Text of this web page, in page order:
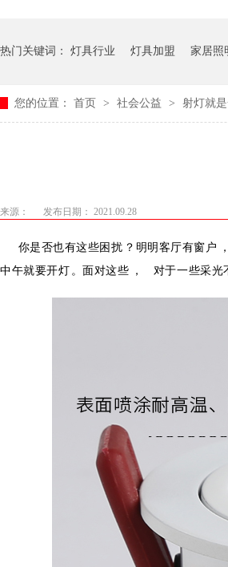
热门关键词： 灯具行业 灯具加盟 家居照
您的位置： 首页 > 社会公益 > 射灯就
来源： 发布日期： 2021.09.28
你是否也有这些困扰？明明客厅有窗户
中午就要开灯。面对这些，
对于一些采光